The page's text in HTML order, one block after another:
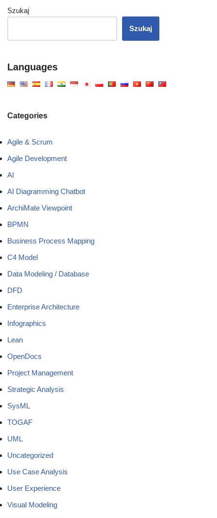
Szukaj
Szukaj
Languages
Categories
Agile & Scrum
Agile Development
AI
AI Diagramming Chatbot
ArchiMate Viewpoint
BPMN
Business Process Mapping
C4 Model
Data Modeling / Database
DFD
Enterprise Architecture
Infographics
Lean
OpenDocs
Project Management
Strategic Analysis
SysML
TOGAF
UML
Uncategorized
Use Case Analysis
User Experience
Visual Modeling